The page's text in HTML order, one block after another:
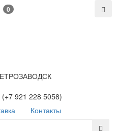
0
921 228 5058)
Контакты